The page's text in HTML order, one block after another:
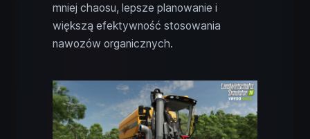
mniej chaosu, lepsze planowanie i
większą efektywność stosowania
nawozów organicznych.